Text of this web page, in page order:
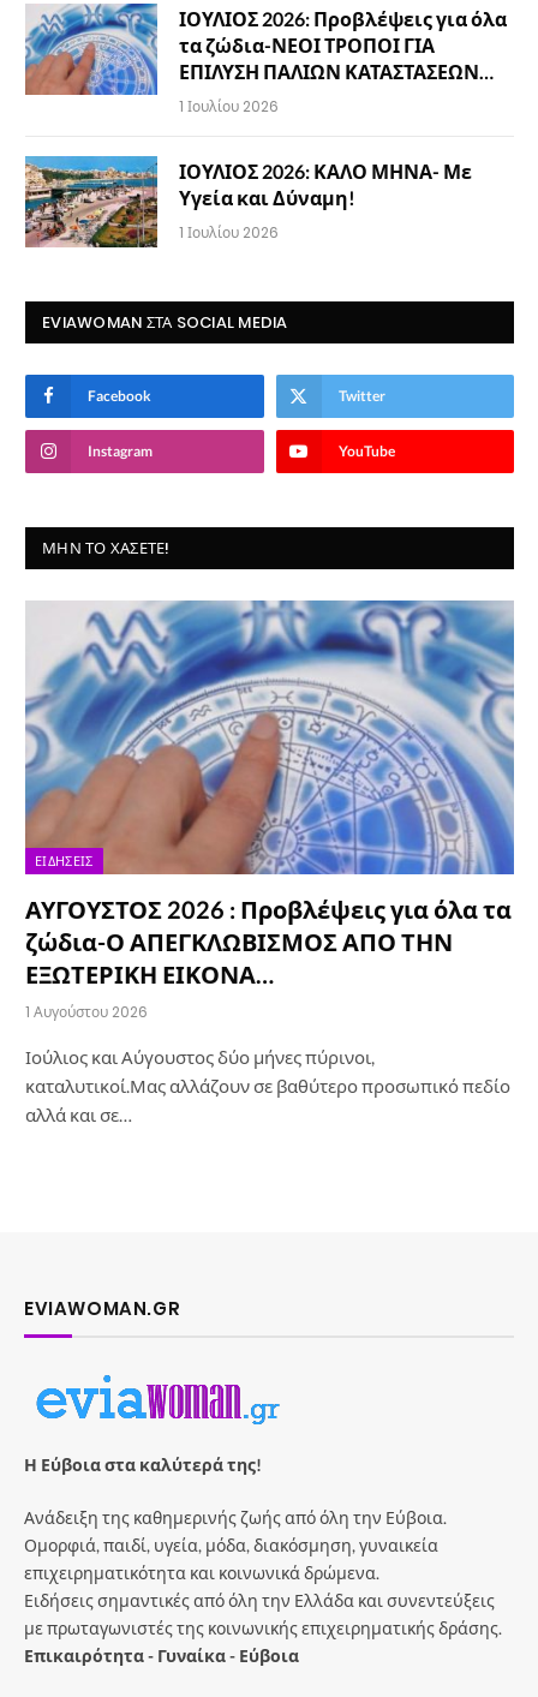
ΙΟΥΛΙΟΣ 2026: Προβλέψεις για όλα
τα ζώδια-ΝΕΟΙ ΤΡΟΠΟΙ ΓΙΑ
ΕΠΙΛΥΣΗ ΠΑΛΙΩΝ ΚΑΤΑΣΤΑΣΕΩΝ…
1 Ιουλίου 2026
ΙΟΥΛΙΟΣ 2026: ΚΑΛΟ ΜΗΝΑ- Με
Υγεία και Δύναμη!
1 Ιουλίου 2026
EVIAWOMAN ΣΤΑ SOCIAL MEDIA
Facebook Twitter
Instagram YouTube
ΜΗΝ ΤΟ ΧΆΣΕΤΕ!
ΕΙΔΉΣΕΙΣ
ΑΥΓΟΥΣΤΟΣ 2026 : Προβλέψεις για όλα τα
ζώδια-Ο ΑΠΕΓΚΛΩΒΙΣΜΟΣ ΑΠΟ ΤΗΝ
ΕΞΩΤΕΡΙΚΗ ΕΙΚΟΝΑ…
1 Αυγούστου 2026
Ιούλιος και Αύγουστος δύο μήνες πύρινοι,
καταλυτικοί.Μας αλλάζουν σε βαθύτερο προσωπικό πεδίο
αλλά και σε…
EVIAWOMAN.GR
Η Εύβοια στα καλύτερά της!
Ανάδειξη της καθημερινής ζωής από όλη την Εύβοια.
Ομορφιά, παιδί, υγεία, μόδα, διακόσμηση, γυναικεία
επιχειρηματικότητα και κοινωνικά δρώμενα.
Ειδήσεις σημαντικές από όλη την Ελλάδα και συνεντεύξεις
με πρωταγωνιστές της κοινωνικής επιχειρηματικής δράσης.
Επικαιρότητα - Γυναίκα - Εύβοια